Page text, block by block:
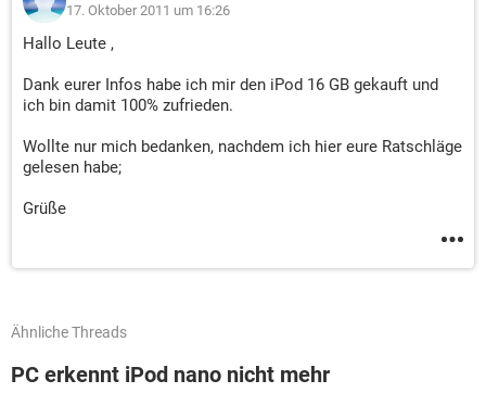
17. Oktober 2011 um 16:26
Hallo Leute ,
Dank eurer Infos habe ich mir den iPod 16 GB gekauft und
ich bin damit 100% zufrieden.
Wollte nur mich bedanken, nachdem ich hier eure Ratschläge
gelesen habe;
Grüße
Ähnliche Threads
PC erkennt iPod nano nicht mehr